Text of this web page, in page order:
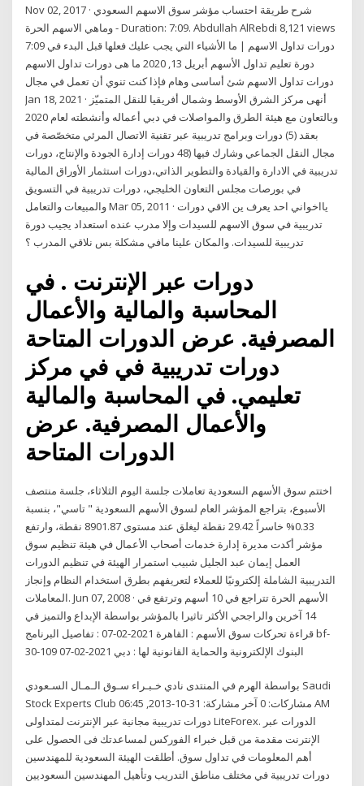
Nov 02, 2017 · شرح طريقة احتساب مؤشر سوق الاسهم السعودي
وماهي الاسهم الحرة - Duration: 7:09. Abdullah AlRebdi 8,121 views
7:09 دورات تداول الاسهم | ما الأشياء التي يجب عليك فعلها قبل البدء في
دورة تعليم تداول الأسهم أبريل 13, 2020 ما هى دورات تداول الاسهم
دورات تداول الاسهم شئ أساسى وهام فإذا كنت تنوي أن تعمل في مجال
Jan 18, 2021 · أنهى مركز الشرق الأوسط وشمال أفريقيا للنقل المتميّز
وبالتعاون مع هيئة الطرق والمواصلات في دبي أعماله وأنشطته لعام 2020
بعقد (5) دورات وبرامج تدريبية عبر تقنية الاتصال المرئي متخصّصة في
مجال النقل الجماعي وشارك فيها (48 دورات إدارة الجودة والإنتاج، دورات
تدريبية في الادارة والقيادة والتطوير الذاتي،دورات استثمار الأوراق المالية
في بورصات مجلس التعاون الخليجي، دورات تدريبية في التسويق
والمبيعات والتعامل Mar 05, 2011 · يااخواني احد يعرف ين الاقي دورات
تدريبية في سوق الاسهم للسيدات وإلا مدرب عنده استعداد يجيب دورة
تدريبية للسيدات. والمكان علينا مافي مشكلة بس نلاقي المدرب ؟
دورات عبر الإنترنت . في
المحاسبة والمالية والأعمال
المصرفية. عرض الدورات المتاحة
دورات تدريبية في في مركز
تعليمي. في المحاسبة والمالية
والأعمال المصرفية. عرض
الدورات المتاحة
اختتم سوق الأسهم السعودية تعاملات جلسة اليوم الثلاثاء، جلسة منتصف
الأسبوع، بتراجع المؤشر العام لسوق الأسهم السعودية " تاسي"، بنسبة
0.33% خاسراً 29.42 نقطة ليغلق عند مستوى 8901.87 نقطة، وارتفع
مؤشر أكدت مديرة إدارة خدمات أصحاب الأعمال في هيئة تنظيم سوق
العمل إيمان عبد الجليل شبيب استمرار الهيئة في تنظيم الدورات
التدريبية الشاملة إلكترونيًا للعملاء لتعريفهم بطرق استخدام النظام وإنجاز
المعاملات. Jun 07, 2008 · الأسهم الحرة تتراجع في 10 أسهم وترتفع في
14 آخرين والراجحي الأكثر تاثيرا بالمؤشر بواسطة الإبداع والتميز في
قراءة تحركات سوق الأسهم : القاهرة 2021-02-07 : تفاصيل البرنامج bf-
30-109 البنوك الإلكترونية والحماية القانونية لها : دبي 2021-02-07
بواسطة الهرم في المنتدى نادي خـبـراء سـوق الـمـال السـعودي Saudi
Stock Experts Club مشاركات: 0 آخر مشاركة: 31-10-2013, 06:45 AM
دورات تدريبية مجانية عبر الإنترنت لمتداولى LiteForex. الدورات عبر
الإنترنت مقدمة من قبل خبراء الفوركس لمساعدتك فى الحصول على
أهم المعلومات في تداول سوق. أطلقت الهيئة السعودية للمهندسين
دورات تدريبية في مختلف مناطق التدريب وتأهيل المهندسين السعوديين